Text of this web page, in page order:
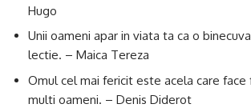
Hugo
Unii oameni apar in viata ta ca o
lectie. – Maica Tereza
Omul cel mai fericit este acela care face
multi oameni. – Denis Diderot